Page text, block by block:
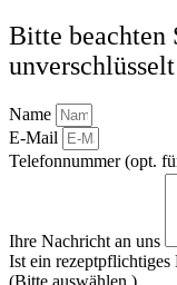
Bitte beachten
Name
E-Mail
Telefonnummer (opt.
Ihre Nachricht an uns
Ist ein rezeptpflichtiges